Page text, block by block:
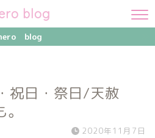
blog
blog
祝日・祭日/天赦
2020年11月7日